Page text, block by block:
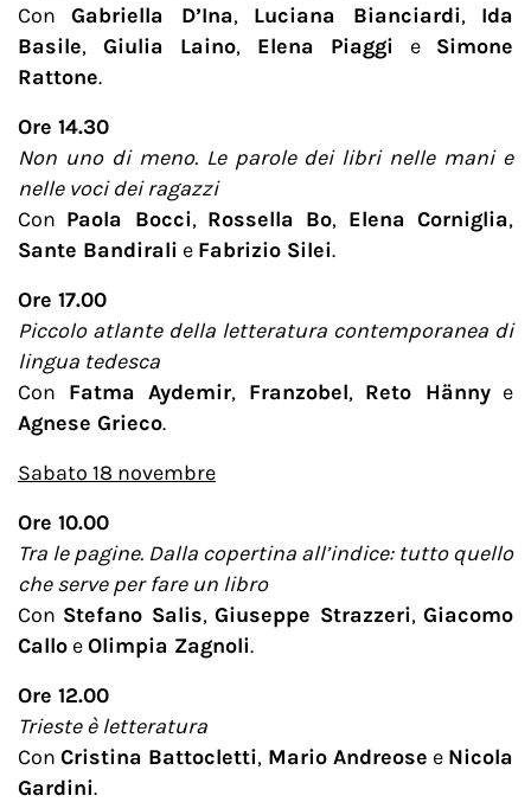
ConGabriella D’Ina, Luciana Bianciardi, Ida
Basile, Giulia Laino, Elena Piaggi e Simone
Rattone.
Ore 14.30
Non uno di meno. Le parole dei libri nelle mani e
nelle voci dei ragazzi
Con Paola Bocci, Rossella Bo, Elena Corniglia,
Sante Bandirali e Fabrizio Silei.
Ore 17.00
Piccolo atlante della letteratura contemporanea di
lingua tedesca
Con Fatma Aydemir, Franzobel, Reto Hännye
Agnese Grieco.
Sabato 18 novembre
Ore 10.00
Tra le pagine. Dalla copertina all’indice: tutto quello
che serve per fare un libro
Con Stefano Salis,Giuseppe Strazzeri,Giacomo
Callo eOlimpia Zagnoli.
Ore 12.00
Trieste è letteratura
ConCristina Battocletti, Mario Andreose e Nicola
Gardini.